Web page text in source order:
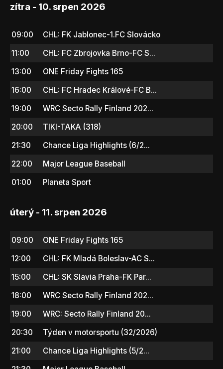
zítra - 10. srpen 2026
09:00
CHL: FK Jablonec-1.FC Slovácko
11:00
CHL: FC Zbrojovka Brno-FC S...
13:00
ONE Friday Fights 165
16:00
CHL: FC Hradec Králové-FC B...
19:00
WRC Secto Rally Finland 202...
20:00
TIKI-TAKA (318)
21:30
Chance Liga Highlights (6/2...
22:00
Major League Baseball
01:00
Planeta Sport
úterý - 11. srpen 2026
09:00
ONE Friday Fights 165
12:00
CHL: FK Mladá Boleslav-AC S...
15:00
CHL: SK Slavia Praha-FK Par...
18:00
WRC Secto Rally Finland 202...
19:00
WRC: Secto Rally Finland 20...
20:30
Týden v motorsportu (32/2026)
21:00
Chance Liga Highlights (5/2...